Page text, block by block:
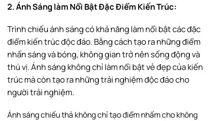
2. Ánh Sáng làm Nổi Bật Đặc Điểm Kiến Trúc:
Trình chiếu ánh sáng có khả năng làm nổi bật các đặc
điểm kiến trúc độc đáo. Bằng cách tạo ra những điểm
nhấn sáng và bóng, không gian trở nên sống động và
thú vị. Ánh sáng không chỉ làm nổi bật vẻ đẹp của kiến
trúc mà còn tạo ra những trải nghiệm độc đáo cho
người trải nghiệm.
Ánh sáng chiếu thả không chỉ tạo điểm nhấm cho không